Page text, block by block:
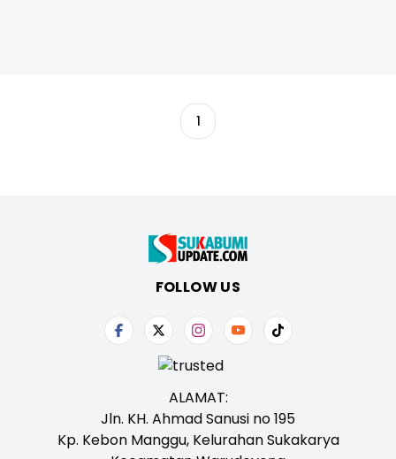
1
FOLLOW US
ALAMAT:
Jln. KH. Ahmad Sanusi no 195
Kp. Kebon Manggu, Kelurahan Sukakarya